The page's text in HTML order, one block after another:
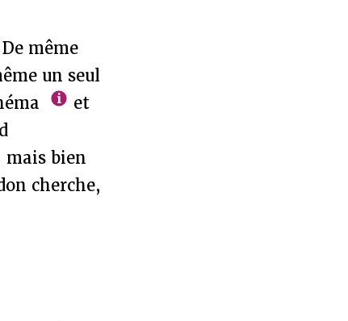
même
un seul
et
mais bien
cherche,